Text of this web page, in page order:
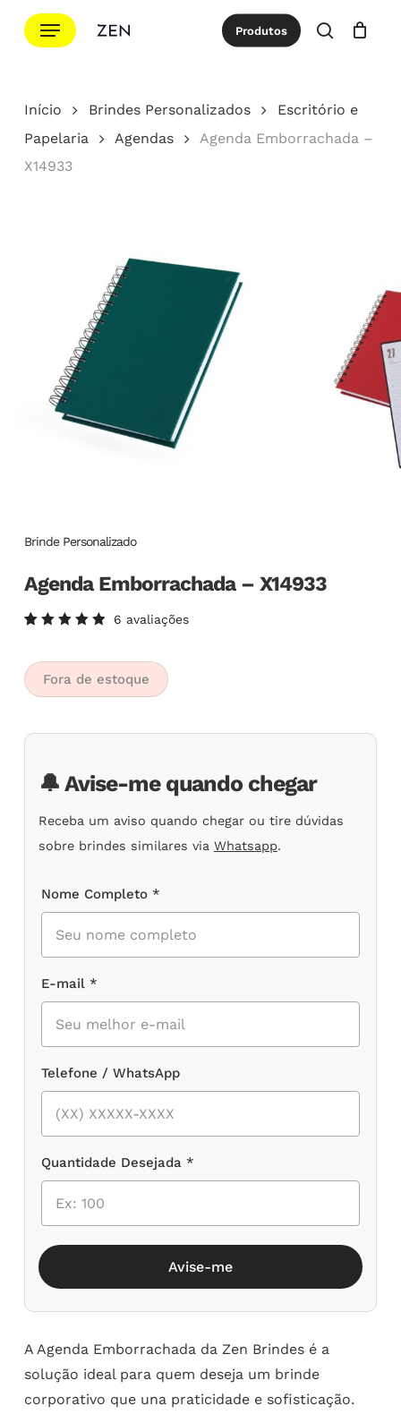
para
principal
Menu Produtos
procurar
Cotação Close
Início Brindes Personalizados
Escritório e
Papelaria
Agendas
Agenda Emborrachada –
X14933
Brinde Personalizado
Agenda Emborrachada – X14933
5.00de
5, com
baseado
em
clientes
6 avaliações
Fora de estoque
🔔 Avise-me quando chegar
Receba um aviso quando chegar ou tire dúvidas
sobre brindes similares via Whatsapp.
Nome Completo *
E-mail *
Telefone / WhatsApp
Quantidade Desejada *
Avise-me
A Agenda Emborrachada da Zen Brindes é a
solução ideal para quem deseja um brinde
corporativo que una praticidade e sofisticação.